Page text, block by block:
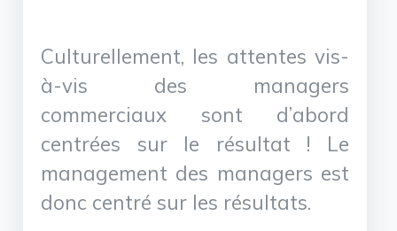
Culturellement, les attentes vis-
à-vis des managers
commerciaux sont d’abord
centrées sur le résultat ! Le
management des managers est
donc centré sur les résultats.